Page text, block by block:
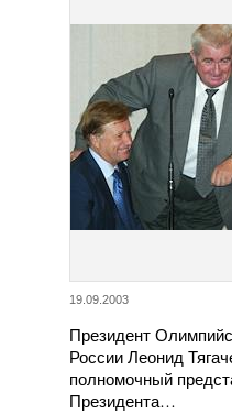
19.09.2003
Президент
России Леонид
полномочный
Президента…